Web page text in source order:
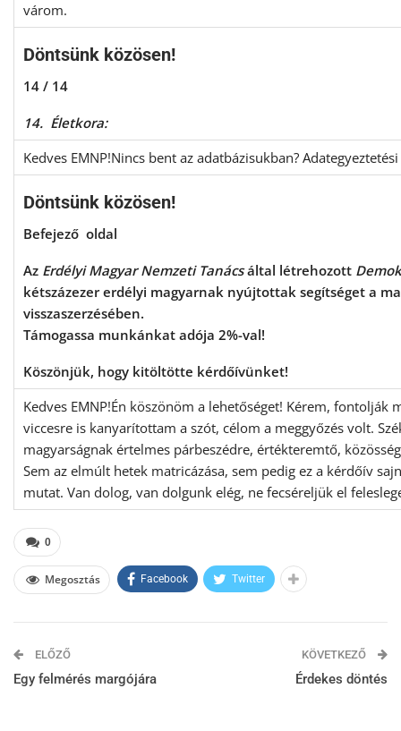
várom.
Döntsünk közösen!
14 / 14
14. Életkora:
Kedves EMNP!Nincs bent az adatbázisukban?
Döntsünk közösen!
Befejező oldal
Az Erdélyi Magyar Nemzeti Tanácsáltal létrehozott
kétszázezer erdélyi magyarnak nyújtottak segítséget a
visszaszerzésében.
Támogassa munkánkat adója 2%-val!
Köszönjük, hogy kitöltötte kérdőívünket!
Kedves EMNP!Én köszönöm a lehetőséget! Kérem, fontolják
viccesre is kanyarítottam a szót, célom a meggyőzés volt.
magyarságnak értelmes párbeszédre, értékteremtő,
Sem az elmúlt hetek matricázása, sem pedig ez a kérdőív
mutat. Van dolog, van dolgunk elég, ne fecséreljük el
0
Megosztás Facebook Twitter
ELŐZŐ
Egy felmérés margójára
KÖVETKEZŐ
Érdekes döntés